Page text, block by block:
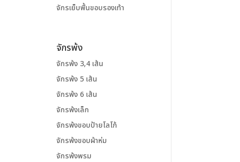
จักรเย็บพื้นขอบรองเท้า
จักรพ้ง
จักรพ้ง 3,4 เส้น
จักรพ้ง 5 เส้น
จักรพ้ง 6 เส้น
จักรพ้งเล็ก
จักรพ้งขอบป้ายโลโก้
จักรพ้งขอบผ้าห่ม
จักรพ้งพรม